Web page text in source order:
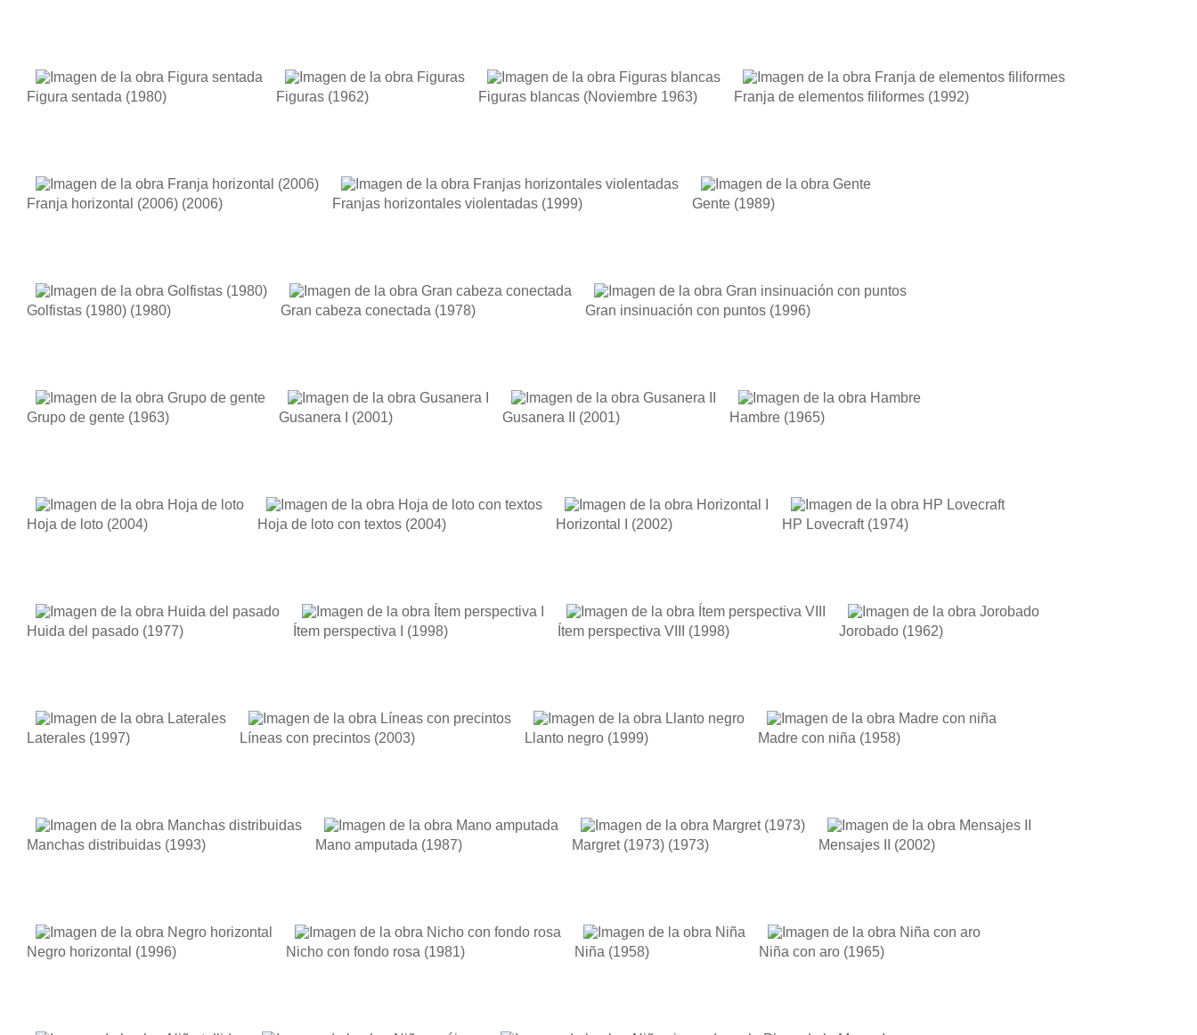
Figura sentada (1980) Figuras (1962) Figuras blancas (Noviembre 1963) Franja de elementos filiformes (1992)
Franja horizontal (2006) (2006) Franjas horizontales violentadas (1999) Gente (1989)
Golfistas (1980) (1980) Gran cabeza conectada (1978) Gran insinuación con puntos (1996)
Grupo de gente (1963) Gusanera I (2001) Gusanera II (2001) Hambre (1965)
Hoja de loto (2004) Hoja de loto con textos (2004) Horizontal I (2002) HP Lovecraft(1974)
Huida del pasado (1977) Ítem perspectiva I (1998) Ítem perspectiva VIII (1998) Jorobado (1962)
Laterales (1997) Líneas con precintos (2003) Llanto negro (1999) Madre con niña (1958)
Manchas distribuidas (1993) Mano amputada (1987) Margret (1973) (1973) Mensajes II (2002)
Negro horizontal (1996) Nicho con fondo rosa (1981) Niña (1958) Niña con aro (1965)